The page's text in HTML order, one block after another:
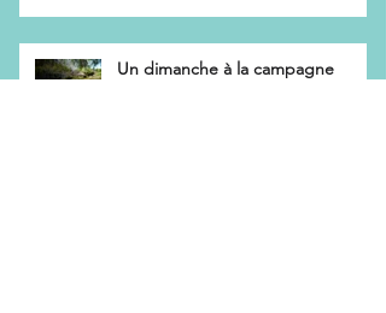
Un dimanche à la campagne